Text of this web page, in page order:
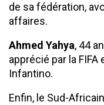
de sa fédération,
affaires.
Ahmed Yahya, 44
apprécié par la
Infantino.
Enfin, le Sud-